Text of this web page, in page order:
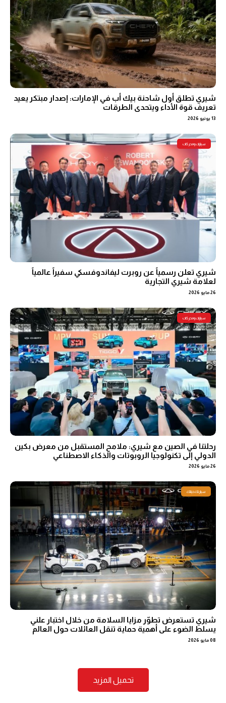
شيري تطلق أول شاحنة بيك أب في الإمارات: إصدار مبتكر يعيد
تعريف قوة الأداء ويتحدى الطرقات
13 يونيو 2026
سيارات ومحركات
شيري تعلن رسمياً عن روبرت ليفاندوفسكي سفيراً عالمياً
لعلامة شيري التجارية
26 مايو 2026
سيارات ومحركات
رحلتنا في الصين مع شيري: ملامح المستقبل من معرض بكين
الدولي إلى تكنولوجيا الروبوتات والذكاء الاصطناعي
26 مايو 2026
سيارتك حياتك
شيري تستعرض تطوّر مزايا السلامة من خلال اختبار علني
يسلط الضوء على أهمية حماية تنقل العائلات حول العالم
08 مايو 2026
تحميل المزيد